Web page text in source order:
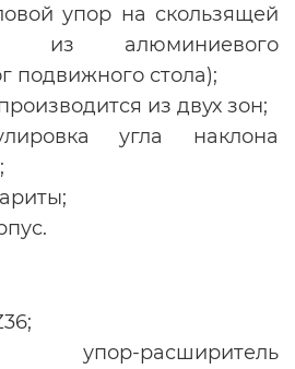
упор на скользящей
из алюминиевого
подвижного стола);
из двух зон;
угла наклона
упор-расширитель